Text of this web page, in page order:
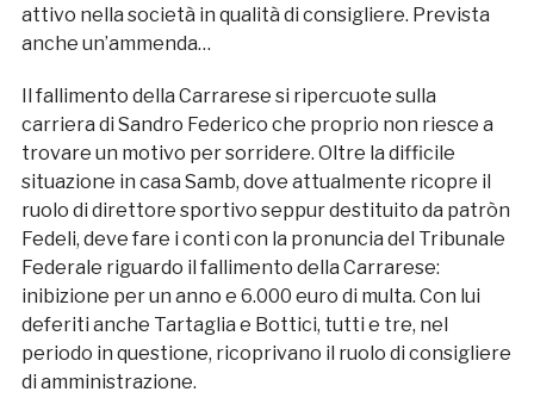
attivo nella società in qualità di consigliere. Prevista
anche un’ammenda…
Il fallimento della Carrarese si ripercuote sulla
carriera di Sandro Federico che proprio non riesce a
trovare un motivo per sorridere. Oltre la difficile
situazione in casa Samb, dove attualmente ricopre il
ruolo di direttore sportivo seppur destituito da patròn
Fedeli, deve fare i conti con la pronuncia del Tribunale
Federale riguardo il fallimento della Carrarese:
inibizione per un anno e 6.000 euro di multa. Con lui
deferiti anche Tartaglia e Bottici, tutti e tre, nel
periodo in questione, ricoprivano il ruolo di consigliere
di amministrazione.